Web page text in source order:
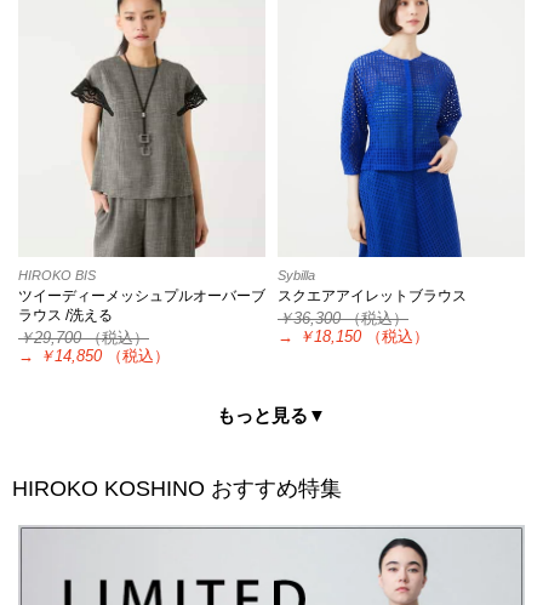
HIROKO BIS
ツイーディーメッシュプルオーバーブ
ラウス /洗える
￥29,700（税込）
→
￥14,850 （税込）
Sybilla
スクエアアイレットブラウス
￥36,300（税込）
→
￥18,150 （税込）
もっと見る▼
HIROKO KOSHINO おすすめ特集